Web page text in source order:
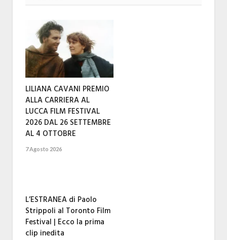
LILIANA CAVANI PREMIO
ALLA CARRIERA AL
LUCCA FILM FESTIVAL
2026 DAL 26 SETTEMBRE
AL 4 OTTOBRE
7 Agosto 2026
L’ESTRANEA di Paolo
Strippoli al Toronto Film
Festival | Ecco la prima
clip inedita